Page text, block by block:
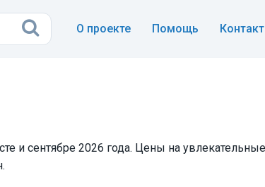
О проекте Помощь
и сентябре 2026 года. Цены на